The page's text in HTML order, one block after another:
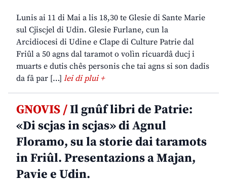
Lunis ai 11 di Mai a lis 18,30 te Glesie di Sante Marie
sul Cjiscjel di Udin. Glesie Furlane, cun la
Arcidiocesi di Udine e Clape di Culture Patrie dal
Friûl a 50 agns dal taramot o volìn ricuardâ ducj i
muarts e dutis chês personis che tai agns si son dadis
da fâ par […] lei di plui +
GNOVIS /Il gnûf libri de Patrie:
«Di scjas in scjas» di Agnul
Floramo, su la storie dai taramots
in Friûl. Presentazions a Majan,
Pavie e Udin.